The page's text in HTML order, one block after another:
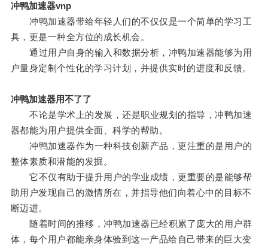
冲鸭加速器vnp
冲鸭加速器带给年轻人们的不仅仅是一个简单的学习工
具，更是一种全方位的成长机会。
通过用户自身的输入和数据分析，冲鸭加速器能够为用
户量身定制个性化的学习计划，并提供实时的进度和反馈。
冲鸭加速器用不了了
不论是学术上的发展，还是职业规划的指导，冲鸭加速
器都能为用户提供全面、科学的帮助。
冲鸭加速器作为一种科技创新产品，更注重的是用户的
整体素质和潜能的发掘。
它不仅有助于提升用户的学业成绩，更重要的是能够帮
助用户发现自己的激情所在，并指导他们向着心中的目标不
断迈进。
随着时间的推移，冲鸭加速器已经积累了庞大的用户群
体，每个用户都能亲身体验到这一产品给自己带来的巨大变